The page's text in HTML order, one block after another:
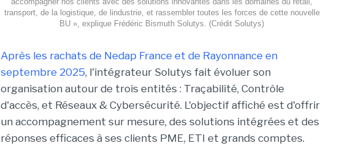
transport, de la logistique, de lindustrie, et rassembler toutes les forces de cette nouvelle
BU », explique Frédéric Bismuth Solutys. (Crédit Solutys)
Après les rachats de Nedap France et de Rayonnance en
septembre 2025, l'intégrateur Solutys fait évoluer son
organisation autour de trois entités : Traçabilité, Contrôle
d'accès, et Réseaux & Cybersécurité. L'objectif affiché est d'offrir
un accompagnement sur mesure, des solutions intégrées et des
réponses efficaces à ses clients PME, ETI et grands comptes.